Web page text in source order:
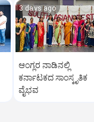
3 days ago
ಆಂಗ್ಲರ ನಾಡಿನಲ್ಲಿ
ಕರ್ನಾಟಕದ ಸಾಂಸ್ಕೃತಿಕ‌
ವೈಭವ